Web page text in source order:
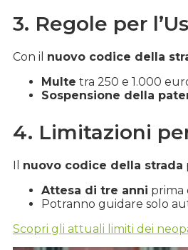
3. Regole per
Con il nuovo codice della
Multe tra 250 e 1.000
Sospensione della
4. Limitazioni
Il nuovo codice della strada
Attesa di tre anni prima
Potranno guidare solo
Scopri gli attuali limiti dei